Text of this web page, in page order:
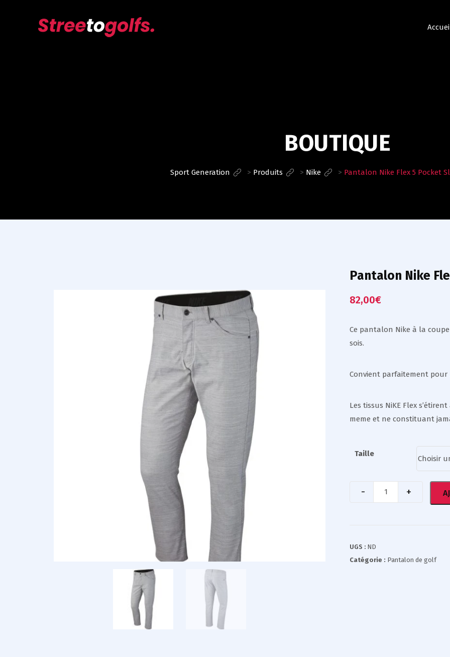
BOUTIQUE
Sport Generation > Produits > Nike > Pantalon Nike Flex 5 Pocket
Pantalon Nike
82,00€
Ce pantalon Nike à la
sois.
Convient parfaitement pour
Les tissus NiKE Flex
meme et ne constituant
Taille
UGS : ND
Catégorie : Pantalon de golf